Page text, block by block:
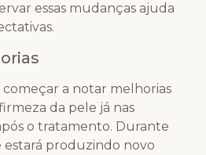
essas mudanças ajuda
a notar melhorias
da pele já nas
o tratamento. Durante
estará produzindo novo